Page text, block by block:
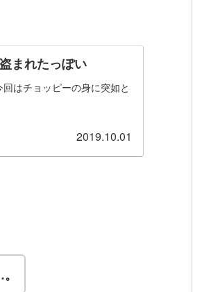
まれたっぽい
はチョッピーの身に突如と
2019.10.01